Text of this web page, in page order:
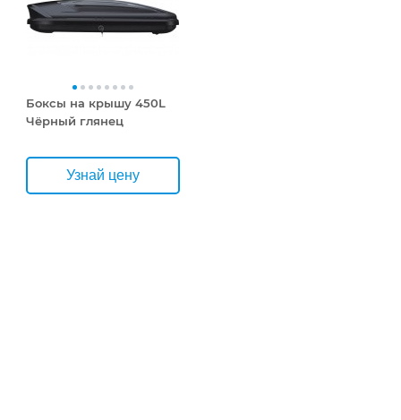
Боксы на крышу 450L
Чёрный глянец
Узнай цену